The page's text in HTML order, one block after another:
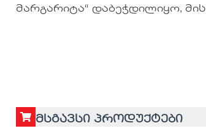
მარგარიტა“ დაბეჭდილიყო,
მსგავსი პროდუქტები